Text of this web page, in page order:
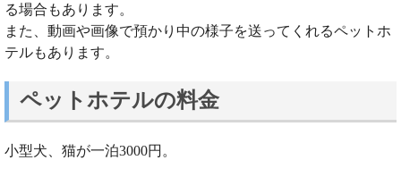
る場合もあります。
また、動画や画像で預かり中の様子を送ってくれるペットホ
テルもあります。
ペットホテルの料金
小型犬、猫が一泊3000円。